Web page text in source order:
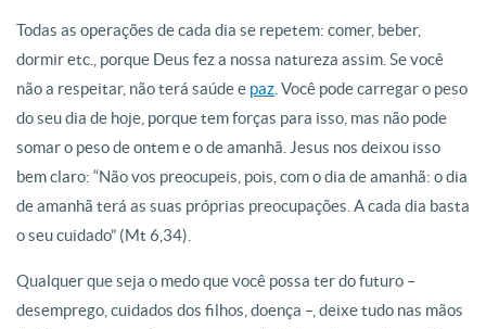
Todas as operações de cada dia se repetem: comer, beber,
dormir etc., porque Deus fez a nossa natureza assim. Se você
não a respeitar, não terá saúde e paz . Você pode carregar o peso
do seu dia de hoje, porque tem forças para isso, mas não pode
somar o peso de ontem e o de amanhã. Jesus nos deixou isso
bem claro: “Não vos preocupeis, pois, com o dia de amanhã: o dia
de amanhã terá as suas próprias preocupações. A cada dia basta
o seu cuidado” (Mt 6,34).
Qualquer que seja o medo que você possa ter do futuro –
desemprego, cuidados dos filhos, doença –, deixe tudo nas mãos